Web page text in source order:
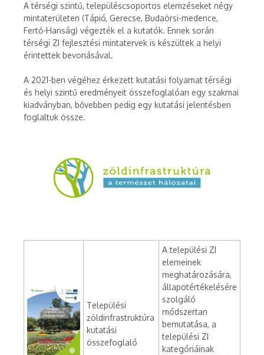
A térségi szintű, településcsoportos elemzéseket négy
mintaterületen (Tápió, Gerecse, Budaörsi-medence,
Fertő-Hanság) végezték el a kutatók. Ennek során
térségi ZI fejlesztési mintatervek is készültek a helyi
érintettek bevonásával.
A 2021-ben végéhez érkezett kutatási folyamat térségi
és helyi szintű eredményeit összefoglalóan egy szakmai
kiadványban, bővebben pedig egy kutatási jelentésben
foglaltuk össze.
Települési
zöldinfrastruktúra
kutatási
összefoglaló
A települési ZI
elemeinek
meghatározására,
állapotértékelésére
szolgáló
módszertan
bemutatása, a
települési ZI
kategóriáinak